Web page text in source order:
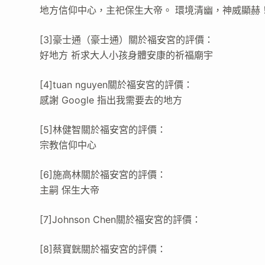
地方信仰中心，主祀保生大帝。 環境清幽，神威顯赫
[3]豪士通（豪士通）關於福安宮的評價：
好地方 祈求大人小孩身體安康的祈福廟宇
[4]tuan nguyen關於福安宮的評價：
感謝 Google 指出我需要去的地方
[5]林健智關於福安宮的評價：
宗教信仰中心
[6]施高林關於福安宮的評價：
主嗣 保生大帝
[7]Johnson Chen關於福安宮的評價：
[8]蔡寶皝關於福安宮的評價：